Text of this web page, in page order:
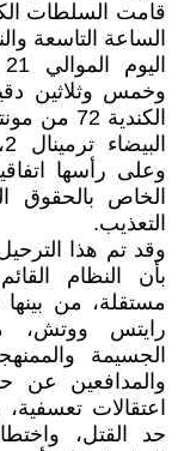
الساعة التاسعة
وخمس وثلاثين
الخاص بالحقوق
التعذيب.
وقد تم هذا
بأن النظام
مستقلة، من بينها
رايتس ووتش،
الجسيمة
والمدافعين عن
اعتقالات
حد القتل،